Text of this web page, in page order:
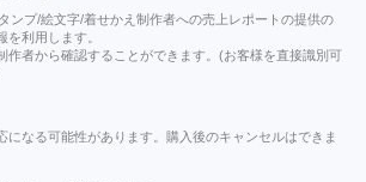
ンプ/絵文字/着せかえ制作者への売上レポートの提供の
を利用します。
作者から確認することができます。(お客様を直接識別可
になる可能性があります。購入後のキャンセルはできま